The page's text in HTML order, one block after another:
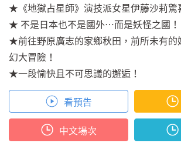
★《地獄占星師》演技派女星伊藤沙莉驚
★ 不是日本也不是國外…而是妖怪之國！
★前往野原廣志的家鄉秋田，前所未有的
幻大冒險！
★一段愉快且不可思議的邂逅！
看預告
中文場次